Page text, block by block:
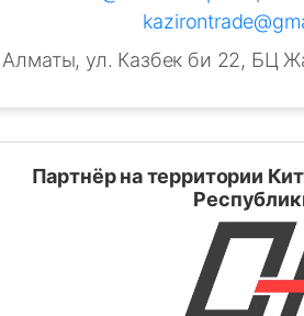
Алматы, ул. Казбек би 22, БЦ
Партнёр на территории